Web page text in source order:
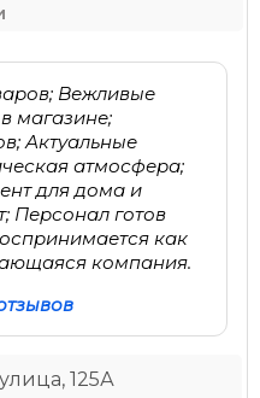
Вежливые
магазине;
Актуальные
атмосфера;
для дома и
Персонал готов
как
компания.
125А